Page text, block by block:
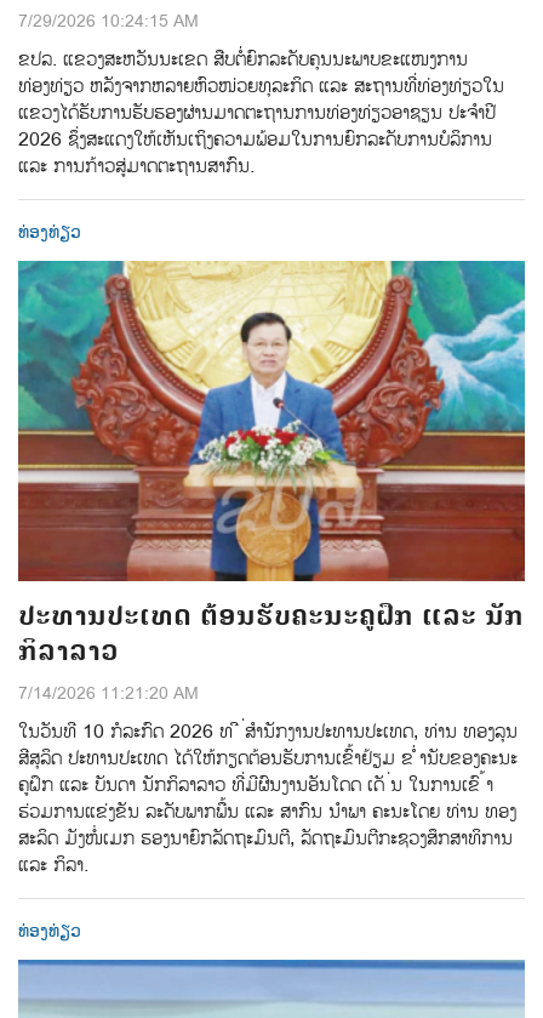
7/29/2026 10:24:15 AM
ຂປລ. ແຂວງສະຫວັນນະເຂດ ສືບຕໍ່ຍົກລະດັບຄຸນນະພາບຂະແໜງການ
ທ່ອງທ່ຽວ ຫລັງຈາກຫລາຍຫົວໜ່ວຍທຸລະກິດ ແລະ ສະຖານທີ່ທ່ອງທ່ຽວໃນ
ແຂວງໄດ້ຮັບການຮັບຮອງຜ່ານມາດຕະຖານການທ່ອງທ່ຽວອາຊຽນ ປະຈຳປີ
2026 ຊຶ່ງສະແດງໃຫ້ເຫັນເຖິງຄວາມພ້ອມໃນການຍົກລະດັບການບໍລິການ
ແລະ ການກ້າວສູ່ມາດຕະຖານສາກົນ.
ທ່ອງທ່ຽວ
ປະທານປະເທດ ຕ້ອນຮັບຄະນະຄູຝຶກ ແລະ ນັກ
ກິລາລາວ
7/14/2026 11:21:20 AM
ໃນວັນທີ 10 ກໍລະກົດ 2026 ທ ີ ່ສໍານັກງານປະທານປະເທດ, ທ່ານ ທອງລຸນ
ສີສຸລິດ ປະທານປະເທດ ໄດ້ໃຫ້ກຽດຕ້ອນຮັບການເຂົ້າຢ້ຽມ ຂ ໍ່ານັບຂອງຄະນະ
ຄູຝຶກ ແລະ ບັນດາ ນັກກິລາລາວ ທີ່ມີຜົນງານອັນໂດດ ເດັ ່ນ ໃນການເຂົ ້າ
ຮ່ວມການແຂ່ງຂັນ ລະດັບພາກພື້ນ ແລະ ສາກົນ ນຳພາ ຄະນະໂດຍ ທ່ານ ທອງ
ສະລິດ ມັງໜໍ່ເມກ ຮອງນາຍົກລັດຖະມົນຕີ, ລັດຖະມົນຕີກະຊວງສຶກສາທິການ
ແລະ ກິລາ.
ທ່ອງທ່ຽວ